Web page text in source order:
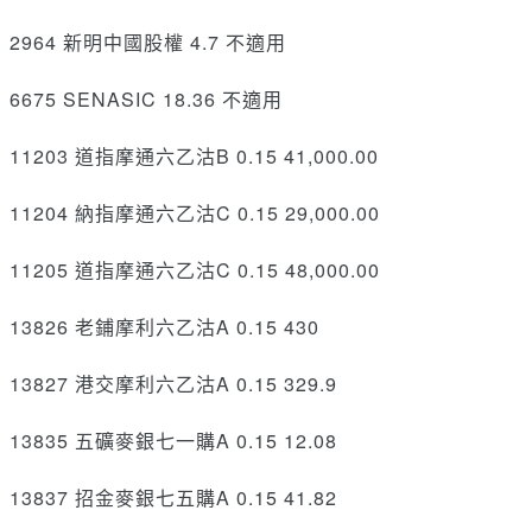
2964 新明中國股權 4.7 不適用
6675 SENASIC 18.36 不適用
11203 道指摩通六乙沽B 0.15 41,000.00
11204 納指摩通六乙沽C 0.15 29,000.00
11205 道指摩通六乙沽C 0.15 48,000.00
13826 老鋪摩利六乙沽A 0.15 430
13827 港交摩利六乙沽A 0.15 329.9
13835 五礦麥銀七一購A 0.15 12.08
13837 招金麥銀七五購A 0.15 41.82